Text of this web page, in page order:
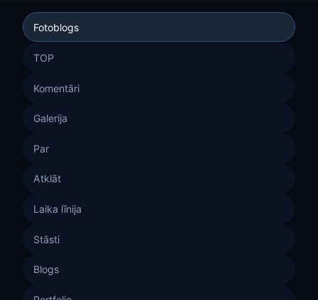
Fotoblogs
TOP
Komentāri
Galerija
Par
Atklāt
Laika līnija
Stāsti
Blogs